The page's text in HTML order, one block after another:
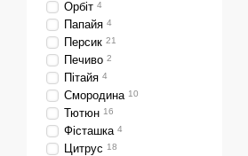
Орбіт 4
Папайя 4
Персик 21
Печиво 2
Пітайя 4
Смородина 10
Тютюн 16
Фісташка 4
Цитрус 18